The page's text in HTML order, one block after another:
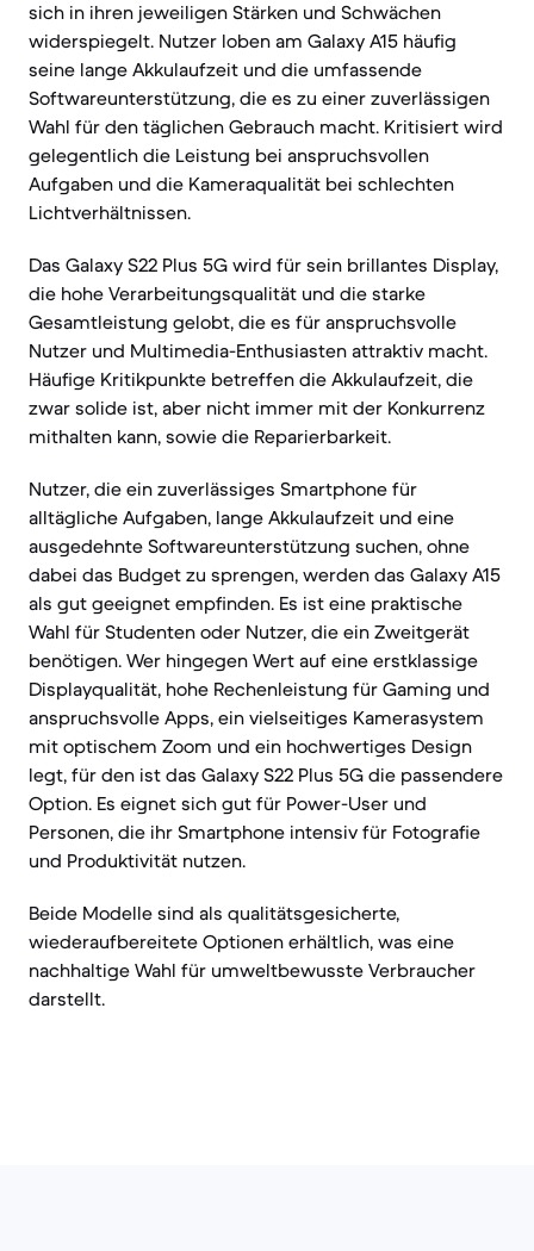
sich in ihren jeweiligen Stärken und Schwächen
widerspiegelt. Nutzer loben am Galaxy A15 häufig
seine lange Akkulaufzeit und die umfassende
Softwareunterstützung, die es zu einer zuverlässigen
Wahl für den täglichen Gebrauch macht. Kritisiert wird
gelegentlich die Leistung bei anspruchsvollen
Aufgaben und die Kameraqualität bei schlechten
Lichtverhältnissen.
Das Galaxy S22 Plus 5G wird für sein brillantes Display,
die hohe Verarbeitungsqualität und die starke
Gesamtleistung gelobt, die es für anspruchsvolle
Nutzer und Multimedia-Enthusiasten attraktiv macht.
Häufige Kritikpunkte betreffen die Akkulaufzeit, die
zwar solide ist, aber nicht immer mit der Konkurrenz
mithalten kann, sowie die Reparierbarkeit.
Nutzer, die ein zuverlässiges Smartphone für
alltägliche Aufgaben, lange Akkulaufzeit und eine
ausgedehnte Softwareunterstützung suchen, ohne
dabei das Budget zu sprengen, werden das Galaxy A15
als gut geeignet empfinden. Es ist eine praktische
Wahl für Studenten oder Nutzer, die ein Zweitgerät
benötigen. Wer hingegen Wert auf eine erstklassige
Displayqualität, hohe Rechenleistung für Gaming und
anspruchsvolle Apps, ein vielseitiges Kamerasystem
mit optischem Zoom und ein hochwertiges Design
legt, für den ist das Galaxy S22 Plus 5G die passendere
Option. Es eignet sich gut für Power-User und
Personen, die ihr Smartphone intensiv für Fotografie
und Produktivität nutzen.
Beide Modelle sind als qualitätsgesicherte,
wiederaufbereitete Optionen erhältlich, was eine
nachhaltige Wahl für umweltbewusste Verbraucher
darstellt.